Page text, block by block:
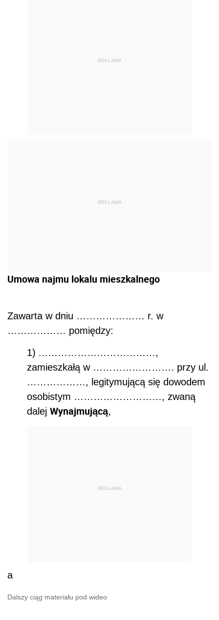
REKLAMA
REKLAMA
Umowa najmu lokalu mieszkalnego
Zawarta w dniu ………………… r. w
……………… pomiędzy:
1) ………………………………,
zamieszkałą w ……………………. przy ul.
………………, legitymującą się dowodem
osobistym ………………………, zwaną
dalej Wynajmującą,
REKLAMA
a
Dalszy ciąg materiału pod wideo